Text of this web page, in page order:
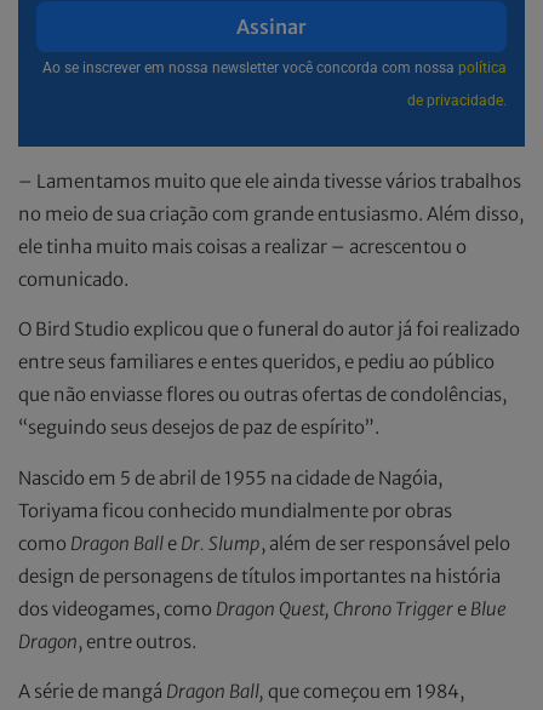
Assinar
Ao se inscrever em nossa newsletter você concorda com nossa política
de privacidade.
– Lamentamos muito que ele ainda tivesse vários trabalhos
no meio de sua criação com grande entusiasmo. Além disso,
ele tinha muito mais coisas a realizar – acrescentou o
comunicado.
O Bird Studio explicou que o funeral do autor já foi realizado
entre seus familiares e entes queridos, e pediu ao público
que não enviasse flores ou outras ofertas de condolências,
“seguindo seus desejos de paz de espírito”.
Nascido em 5 de abril de 1955 na cidade de Nagóia,
Toriyama ficou conhecido mundialmente por obras
como Dragon Ball e Dr. Slump, além de ser responsável pelo
design de personagens de títulos importantes na história
dos videogames, como Dragon Quest, Chrono Trigger e Blue
Dragon, entre outros.
A série de mangá Dragon Ball, que começou em 1984,